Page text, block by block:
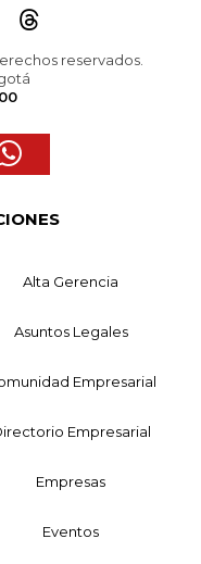
reservados.
Alta Gerencia
Asuntos Legales
Empresarial
Empresarial
Empresas
Eventos